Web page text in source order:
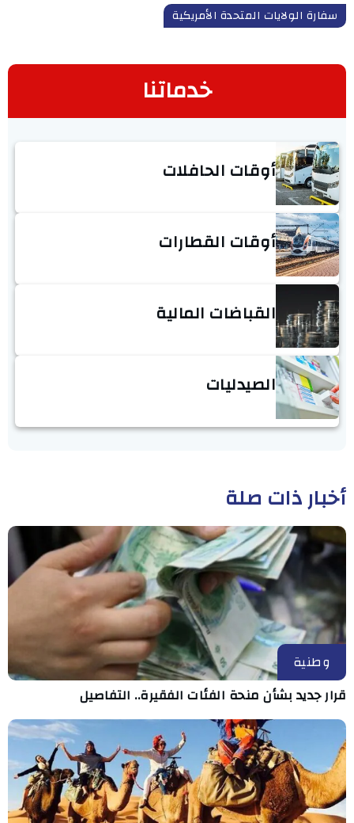
سفارة الولايات المتحدة الأمريكية
خدماتنا
أوقات الحافلات
أوقات القطارات
القباضات المالية
الصيدليات
أخبار ذات صلة
وطنية
قرار جديد بشأن منحة الفئات الفقيرة.. التفاصيل